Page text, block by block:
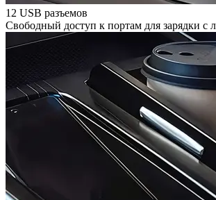
12 USB разъемов
Свободный доступ к портам для зарядки с